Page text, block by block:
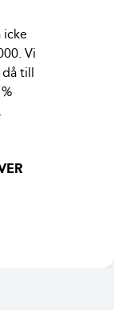
icke
Vi
till